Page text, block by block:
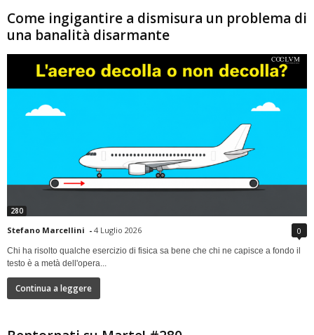
Come ingigantire a dismisura un problema di
una banalità disarmante
280
Stefano Marcellini - 4 Luglio 2026 0
Chi ha risolto qualche esercizio di fisica sa bene che chi ne capisce a fondo il
testo è a metà dell'opera...
Continua a leggere